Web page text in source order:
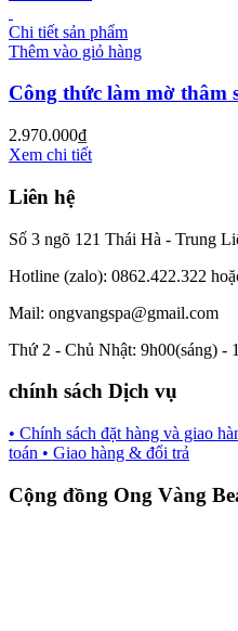
Chi tiết sản phẩm
Thêm vào giỏ hàng
Công thức làm mờ thâm
2.970.000₫
Xem chi tiết
Liên hệ
Số 3 ngõ 121 Thái Hà - Trung
Hotline (zalo): 0862.422.322
Mail: ongvangspa@gmail.com
Thứ 2 - Chủ Nhật: 9h00(sáng) -
chính sách Dịch vụ
• Chính sách đặt hàng và giao
toán • Giao hàng & đổi trả
Cộng đồng Ong Vàng